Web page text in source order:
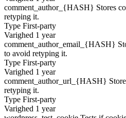
comment_author_{HASH} Stores
retyping it.
Type First-party
Varighed 1 year
comment_author_email_{HASH}
to avoid retyping it.
Type First-party
Varighed 1 year
comment_author_url_{HASH}
retyping it.
Type First-party
Varighed 1 year